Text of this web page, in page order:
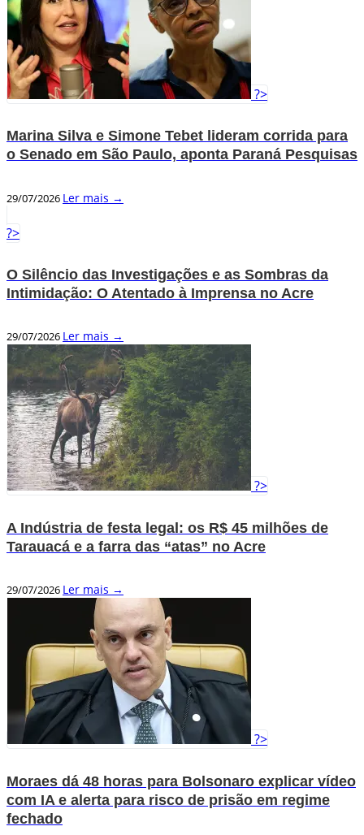
?>
Marina Silva e Simone Tebet lideram corrida para
o Senado em São Paulo, aponta Paraná Pesquisas
29/07/2026 Ler mais →
?>
O Silêncio das Investigações e as Sombras da
Intimidação: O Atentado à Imprensa no Acre
29/07/2026 Ler mais →
?>
A Indústria de festa legal: os R$ 45 milhões de
Tarauacá e a farra das “atas” no Acre
29/07/2026 Ler mais →
?>
Moraes dá 48 horas para Bolsonaro explicar vídeo
com IA e alerta para risco de prisão em regime
fechado